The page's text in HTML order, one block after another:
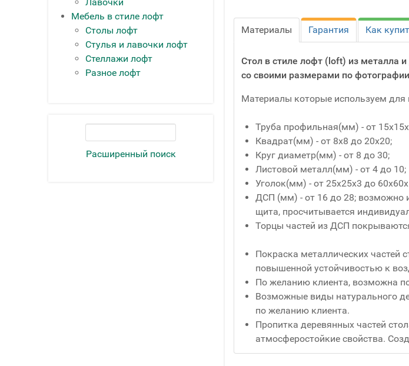
Мебель в стиле лофт
Столы лофт
Стулья и лавочки лофт
Стеллажи лофт
Разное лофт
Расширенный поиск
Материалы Гарантия Как
Стол в стиле лофт (loft) из металла
со своими размерами по
Материалы которые используем для
Труба профильная(мм) - от
Квадрат(мм) - от 8x8 до 20x20;
Круг диаметр(мм) - от 8 до 30;
Листовой металл(мм) - от 4 до 10;
Уголок(мм) - от 25x25x3 до
ДСП (мм) - от 16 до 28; возможно
щита, просчитывается
Торцы частей из ДСП
Покраска металлических частей
повышенной устойчивостью к
По желанию клиента, возможна
Возможные виды натурального
по желанию клиента.
Пропитка деревянных частей
атмосферостойкие свойства.